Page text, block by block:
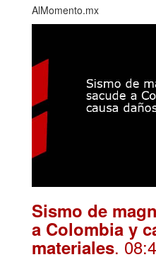
AlMomento.mx
Sismo de
a Colombia y
materiales.